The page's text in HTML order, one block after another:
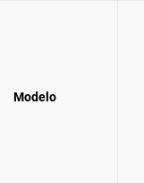
Modelo